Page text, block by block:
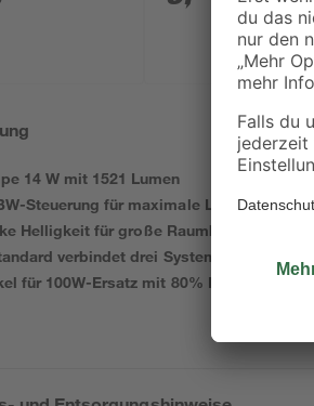
14 W mit 1521 Lumen
Steuerung für maximale Lichtkontrolle
Helligkeit für große Raumbeleuchtung
verbindet drei Systeme
für 100W-Ersatz mit 80%